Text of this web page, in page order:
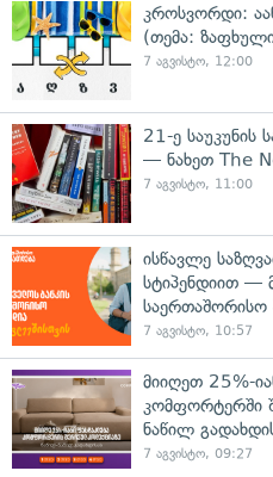
კროსვორდი:
(თემა:
7 აგვისტო, 12:00
21-ე საუკუნის
— ნახეთ The
7 აგვისტო, 11:00
ისწავლე
სტიპენდიით —
საერთაშორისო
7 აგვისტო, 10:57
მიიღეთ 25%-
კომფორტერში
ნაწილ
7 აგვისტო, 09:27